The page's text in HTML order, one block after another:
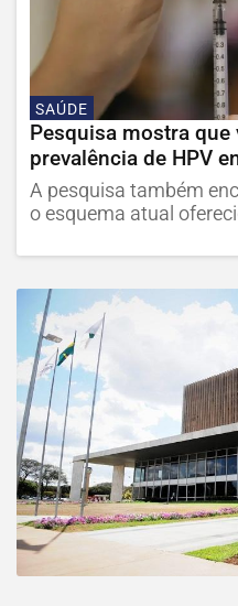
SAÚDE
Pesquisa mostra
prevalência de HPV
A pesquisa também
o esquema atual